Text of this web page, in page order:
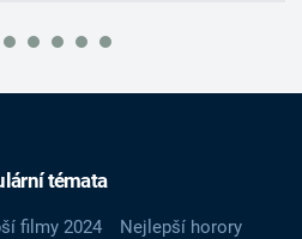
témata
filmy 2024
Nejlepší horory